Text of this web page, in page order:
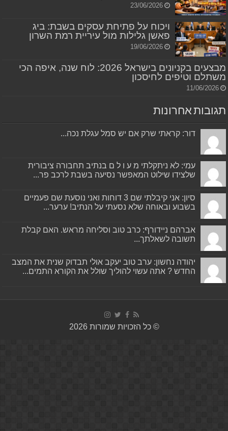
23/06/2026
ויכוח על פתיחת עסקים בשבת: ביג
פאשן גלילות מול עיריית רמת השרון
19/06/2026
מבצעים בקניונים בישראל 2026: לוח שנה, איפה הכי
משתלם וטיפים לחיסכון
11/06/2026
תגובות אחרונות
דור: קראתי שרק אם יש סמל עגלת נכה...
עמי: לא ניתקלתי מ ע ו ל ם בנתיב תחבורה ציבורית
שלצידו שילוט המאפשר נסיעה בשבת לרכב פר...
סיון: אני קיבלתי שם 3 דוחות ואני נוסעת שם פעמיים
בשבוע ובאוחה שלא נסעתי על הנתיב! ערער...
אברהם ניידורף: כרב טוב וסליחה מראש. האם קבלת
תשובה לשאלתך...
יהודה נחשון: ערב טוב יעקב אולי תבדוק שנית את המצב
החדש ? אתה עשוי להוליך שולל את הקורא התמים...
© כל הזכויות שמורות 2026